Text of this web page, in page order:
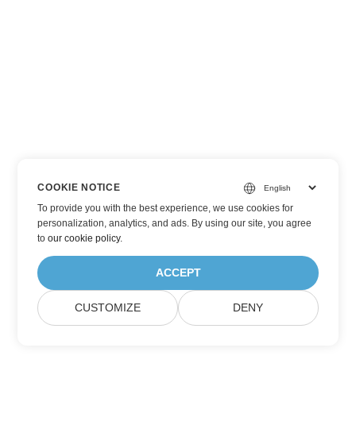
COOKIE NOTICE
To provide you with the best experience, we use cookies for
personalization, analytics, and ads. By using our site, you agree
toour cookie policy.
ACCEPT
CUSTOMIZE DENY